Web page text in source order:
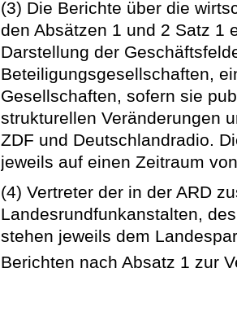
(3) Die Berichte über die
den Absätzen 1 und 2 Satz 1
Darstellung der
Beteiligungsgesellschaften,
Gesellschaften, sofern sie
strukturellen Veränderungen
ZDF und Deutschlandradio.
jeweils auf einen Zeitraum
(4) Vertreter der in der ARD
Landesrundfunkanstalten,
stehen jeweils dem
Berichten nach Absatz 1 zur